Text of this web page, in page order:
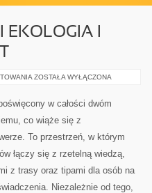
EKOLOGIA I
ROWERY
KLASYCZNE
I
TRANSPORT
ZOSTAŁA WYŁĄCZONA
w całości dwóm
co wiąże się z
To przestrzeń, w którym
łączy się z rzetelną wiedzą,
z trasy oraz tipami dla osób na
Niezależnie od tego,